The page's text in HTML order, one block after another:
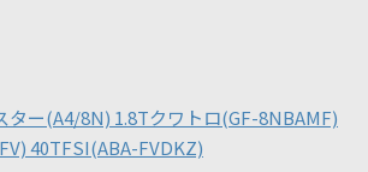
ター(A4/8N) 1.8Tクワトロ(GF-8NBAMF)
40TFSI(ABA-FVDKZ)